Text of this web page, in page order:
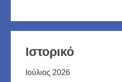
Ιστορικό
Ιούλιος 2026